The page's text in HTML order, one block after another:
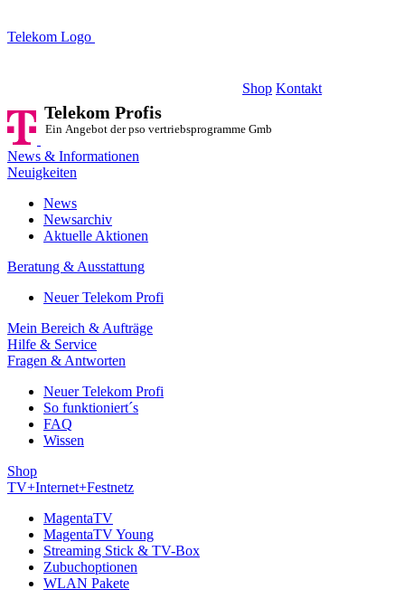
Telekom Logo
Shop Kontakt
Telekom Profis
Ein Angebot der pso vertriebsprogramme GmbH
News & Informationen
Neuigkeiten
News
Newsarchiv
Aktuelle Aktionen
Beratung & Ausstattung
Neuer Telekom Profi
Mein Bereich & Aufträge
Hilfe & Service
Fragen & Antworten
Neuer Telekom Profi
So funktioniert´s
FAQ
Wissen
Shop
TV+Internet+Festnetz
MagentaTV
MagentaTV Young
Streaming Stick & TV-Box
Zubuchoptionen
WLAN Pakete